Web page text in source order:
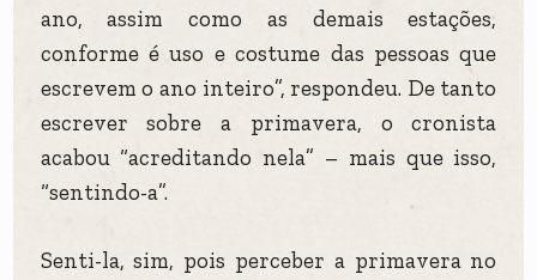
ano, assim como as demais estações,
conforme é uso e costume das pessoas que
escrevem o ano inteiro”, respondeu. De tanto
escrever sobre a primavera, o cronista
acabou “acreditando nela” – mais que isso,
“sentindo-a”.
Senti-la, sim, pois perceber a primavera no